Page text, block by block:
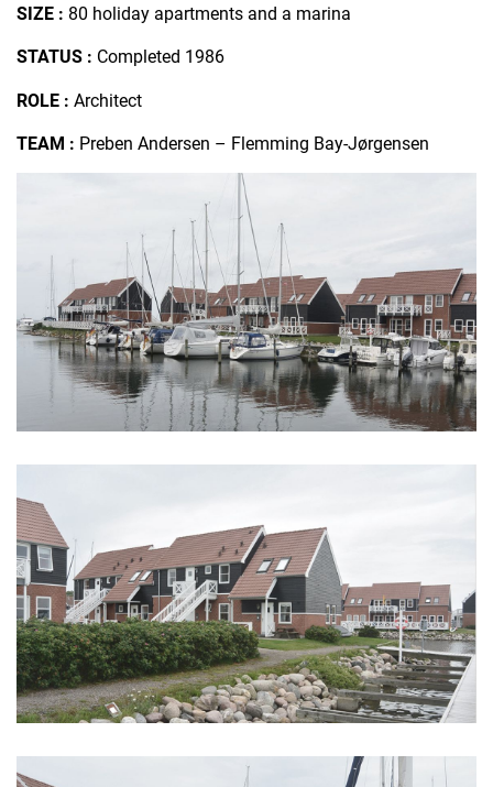
SIZE : 80 holiday apartments and a marina
STATUS : Completed 1986
ROLE : Architect
TEAM : Preben Andersen – Flemming Bay-Jørgensen